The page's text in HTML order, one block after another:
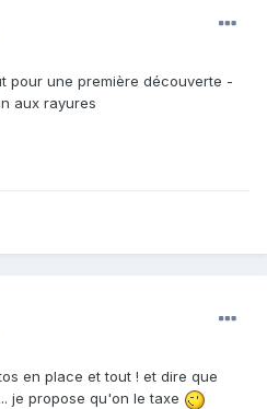
pour une première découverte -
aux rayures
en place et tout ! et dire que
je propose qu'on le taxe